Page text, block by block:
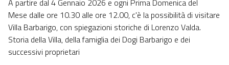
Mese dalle ore 10.30 alle ore 12.00, c'è la possibilità di visitare
Villa Barbarigo, con spiegazioni storiche di Lorenzo Valda.
Storia della Villa, della famiglia dei Dogi Barbarigo e dei
successivi proprietari